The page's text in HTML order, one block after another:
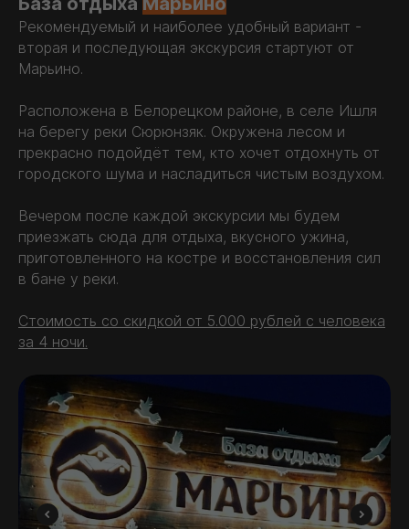
Рекомендуемый и наиболее удобный вариант -
вторая и последующая экскурсия стартуют от
Марьино.
Расположена в Белорецком районе, в селе Ишля
на берегу реки Сюрюнзяк. Окружена лесом и
прекрасно подойдёт тем, кто хочет отдохнуть от
городского шума и насладиться чистым воздухом.
Вечером после каждой экскурсии мы будем
приезжать сюда для отдыха, вкусного ужина,
приготовленного на костре и восстановления сил
в бане у реки.
Стоимость со скидкой от 5.000 рублей с человека
за 4 ночи.